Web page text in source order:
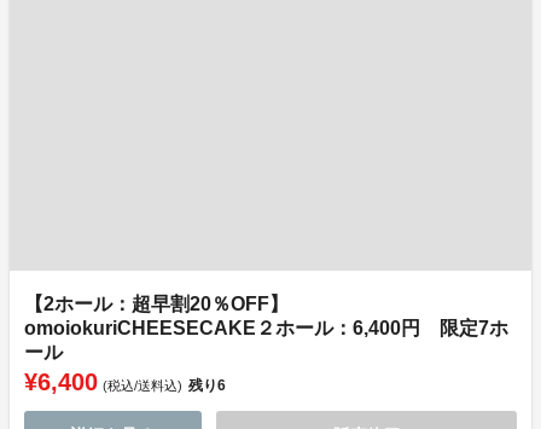
【2ホール：超早割20％OFF】
omoiokuriCHEESECAKE２ホール：6,400円 限定7ホ
ール
¥6,400 (税込/送料込) 残り6